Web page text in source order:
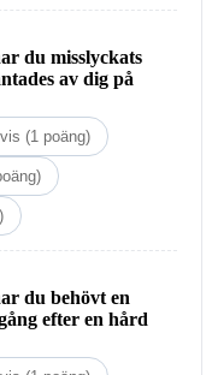
du misslyckats
av dig på
(1 poäng)
du behövt en
efter en hård